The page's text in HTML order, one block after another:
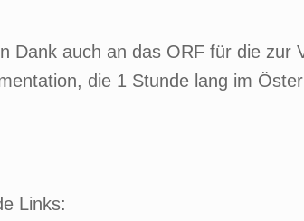
Dank auch an das ORF für die zur
die 1 Stunde lang im
Links: